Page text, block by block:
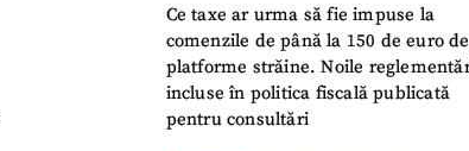
Ce taxe ar urma să fie impuse la
comenzile de până la 150 de euro
platforme străine. Noile
incluse în politica fiscală publicată
pentru consultări
+ Numele meu